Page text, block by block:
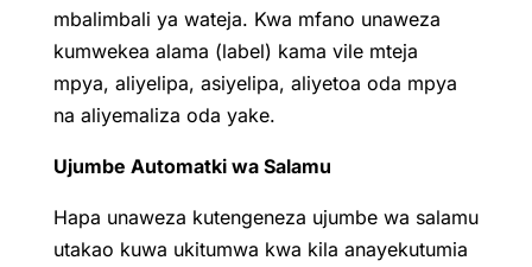
mbalimbali ya wateja. Kwa mfano unaweza
kumwekea alama (label) kama vile mteja
mpya, aliyelipa, asiyelipa, aliyetoa oda mpya
na aliyemaliza oda yake.
Ujumbe Automatki wa Salamu
Hapa unaweza kutengeneza ujumbe wa salamu
utakao kuwa ukitumwa kwa kila anayekutumia